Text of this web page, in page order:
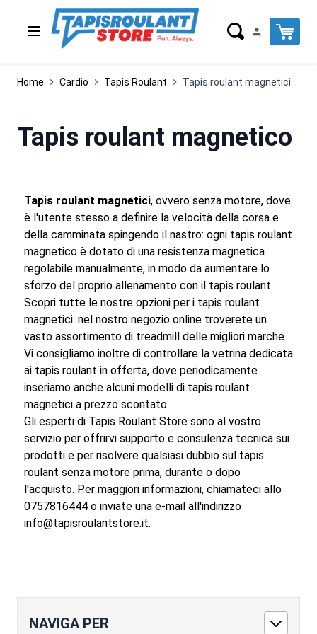
Salta al contenuto
Cart
Home Cardio Tapis Roulant Tapis roulant magnetici
Tapis roulant magnetico
Tapis roulant magnetici, ovvero senza motore, dove
è l'utente stesso a definire la velocità della corsa e
della camminata spingendo il nastro: ogni tapis roulant
magnetico è dotato di una resistenza magnetica
regolabile manualmente, in modo da aumentare lo
sforzo del proprio allenamento con il tapis roulant.
Scopri tutte le nostre opzioni per i tapis roulant
magnetici: nel nostro negozio online troverete un
vasto assortimento di treadmill delle migliori marche.
Vi consigliamo inoltre di controllare la vetrina dedicata
ai tapis roulant in offerta, dove periodicamente
inseriamo anche alcuni modelli di tapis roulant
magnetici a prezzo scontato.
Gli esperti di Tapis Roulant Store sono al vostro
servizio per offrirvi supporto e consulenza tecnica sui
prodotti e per risolvere qualsiasi dubbio sul tapis
roulant senza motore prima, durante o dopo
l'acquisto. Per maggiori informazioni, chiamateci allo
0757816444 o inviate una e-mail all'indirizzo
info@tapisroulantstore.it.
NAVIGA PER